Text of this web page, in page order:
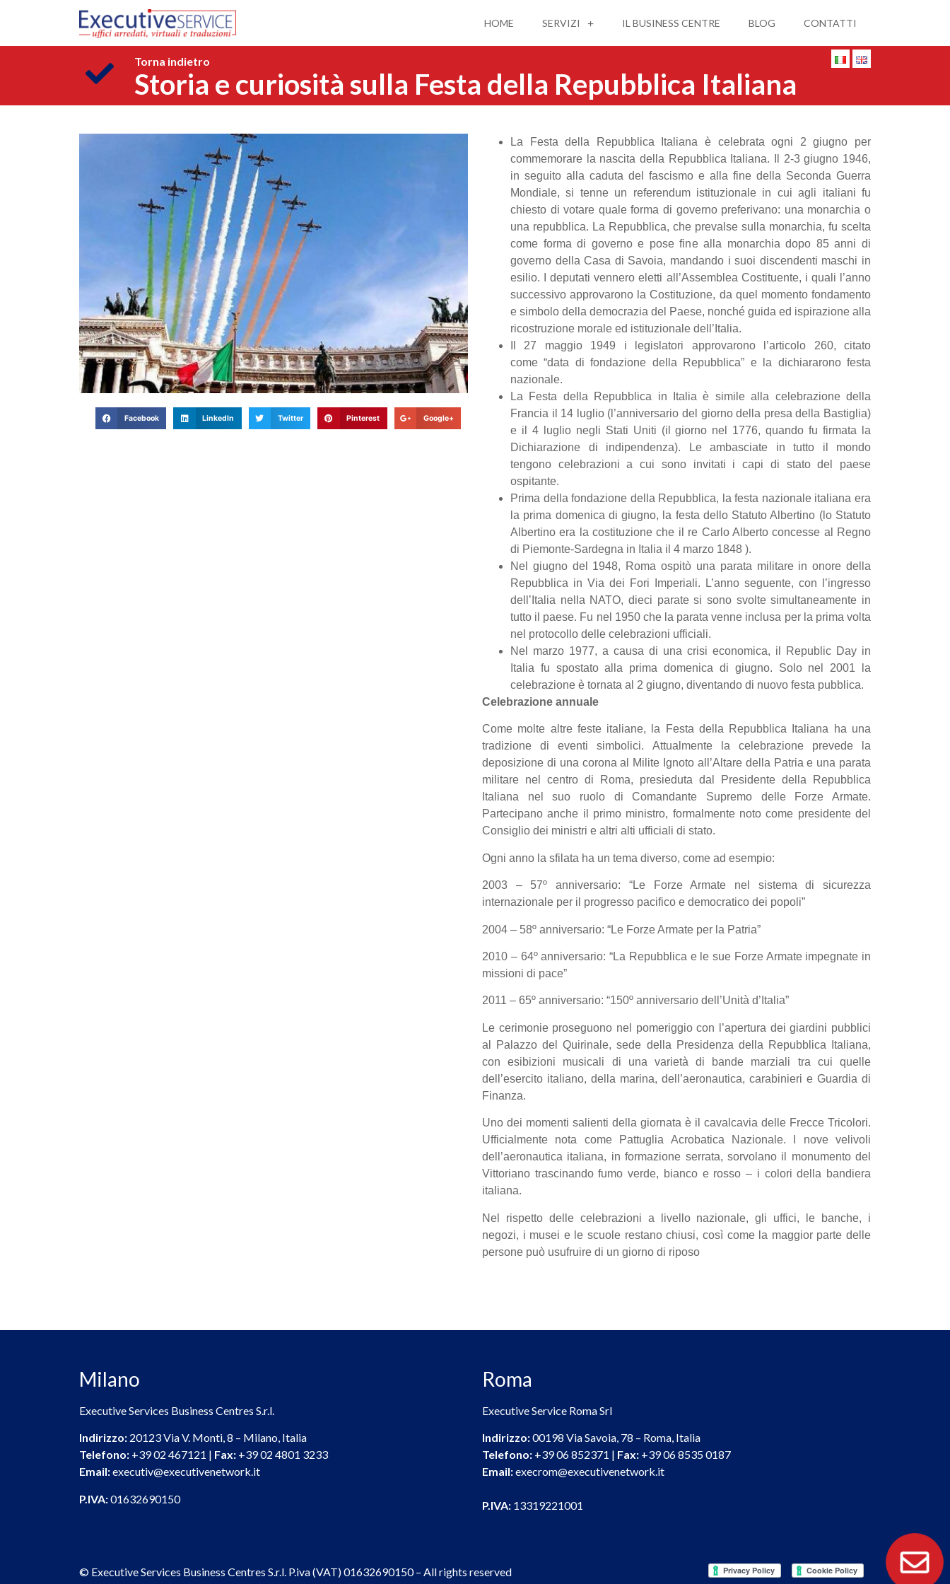
HOME SERVIZI IL BUSINESS CENTRE BLOG CONTATTI
Torna indietro
Storia e curiosità sulla Festa della Repubblica Italiana
Facebook LinkedIn Twitter Pinterest Google+
La Festa della Repubblica Italiana è celebrata ogni 2 giugno per
commemorare la nascita della Repubblica Italiana. Il 2-3 giugno 1946,
in seguito alla caduta del fascismo e alla fine della Seconda Guerra
Mondiale, si tenne un referendum istituzionale in cui agli italiani fu
chiesto di votare quale forma di governo preferivano: una monarchia o
una repubblica. La Repubblica, che prevalse sulla monarchia, fu scelta
come forma di governo e pose fine alla monarchia dopo 85 anni di
governo della Casa di Savoia, mandando i suoi discendenti maschi in
esilio. I deputati vennero eletti all’Assemblea Costituente, i quali l’anno
successivo approvarono la Costituzione, da quel momento fondamento
e simbolo della democrazia del Paese, nonché guida ed ispirazione alla
ricostruzione morale ed istituzionale dell’Italia.
Il 27 maggio 1949 i legislatori approvarono l’articolo 260, citato
come “data di fondazione della Repubblica” e la dichiararono festa
nazionale.
La Festa della Repubblica in Italia è simile alla celebrazione della
Francia il 14 luglio (l’anniversario del giorno della presa della Bastiglia)
e il 4 luglio negli Stati Uniti (il giorno nel 1776, quando fu firmata la
Dichiarazione di indipendenza). Le ambasciate in tutto il mondo
tengono celebrazioni a cui sono invitati i capi di stato del paese
ospitante.
Prima della fondazione della Repubblica, la festa nazionale italiana era
la prima domenica di giugno, la festa dello Statuto Albertino (lo Statuto
Albertino era la costituzione che il re Carlo Alberto concesse al Regno
di Piemonte-Sardegna in Italia il 4 marzo 1848 ).
Nel giugno del 1948, Roma ospitò una parata militare in onore della
Repubblica in Via dei Fori Imperiali. L’anno seguente, con l’ingresso
dell’Italia nella NATO, dieci parate si sono svolte simultaneamente in
tutto il paese. Fu nel 1950 che la parata venne inclusa per la prima volta
nel protocollo delle celebrazioni ufficiali.
Nel marzo 1977, a causa di una crisi economica, il Republic Day in
Italia fu spostato alla prima domenica di giugno. Solo nel 2001 la
celebrazione è tornata al 2 giugno, diventando di nuovo festa pubblica.
Celebrazione annuale
Come molte altre feste italiane, la Festa della Repubblica Italiana ha una
tradizione di eventi simbolici. Attualmente la celebrazione prevede la
deposizione di una corona al Milite Ignoto all’Altare della Patria e una parata
militare nel centro di Roma, presieduta dal Presidente della Repubblica
Italiana nel suo ruolo di Comandante Supremo delle Forze Armate.
Partecipano anche il primo ministro, formalmente noto come presidente del
Consiglio dei ministri e altri alti ufficiali di stato.
Ogni anno la sfilata ha un tema diverso, come ad esempio:
2003 – 57º anniversario: “Le Forze Armate nel sistema di sicurezza
internazionale per il progresso pacifico e democratico dei popoli”
2004 – 58º anniversario: “Le Forze Armate per la Patria”
2010 – 64º anniversario: “La Repubblica e le sue Forze Armate impegnate in
missioni di pace”
2011 – 65º anniversario: “150º anniversario dell’Unità d’Italia”
Le cerimonie proseguono nel pomeriggio con l’apertura dei giardini pubblici
al Palazzo del Quirinale, sede della Presidenza della Repubblica Italiana,
con esibizioni musicali di una varietà di bande marziali tra cui quelle
dell’esercito italiano, della marina, dell’aeronautica, carabinieri e Guardia di
Finanza.
Uno dei momenti salienti della giornata è il cavalcavia delle Frecce Tricolori.
Ufficialmente nota come Pattuglia Acrobatica Nazionale. I nove velivoli
dell’aeronautica italiana, in formazione serrata, sorvolano il monumento del
Vittoriano trascinando fumo verde, bianco e rosso – i colori della bandiera
italiana.
Nel rispetto delle celebrazioni a livello nazionale, gli uffici, le banche, i
negozi, i musei e le scuole restano chiusi, così come la maggior parte delle
persone può usufruire di un giorno di riposo
Milano
Executive Services Business Centres S.r.l.
Indirizzo: 20123 Via V. Monti, 8 – Milano, Italia
Telefono: +39 02 467121 | Fax: +39 02 4801 3233
Email:executiv@executivenetwork.it
P.IVA:01632690150
Roma
Executive Service Roma Srl
Indirizzo:00198 Via Savoia, 78 – Roma, Italia
Telefono: +39 06 852371 | Fax: +39 06 8535 0187
Email:execrom@executivenetwork.it
P.IVA: 13319221001
© Executive Services Business Centres S.r.l. P.iva (VAT) 01632690150 – All rights reserved